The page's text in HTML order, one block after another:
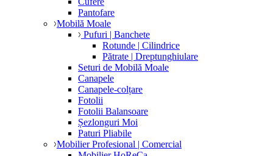
Pantofare
Mobilă Moale
Pufuri | Banchete
Rotunde | Cilindrice
Pătrate | Dreptunghiulare
Seturi de Mobilă Moale
Canapele
Canapele-colțare
Fotolii
Fotolii Balansoare
Șezlonguri Moi
Paturi Pliabile
Mobilier Profesional | Comercial